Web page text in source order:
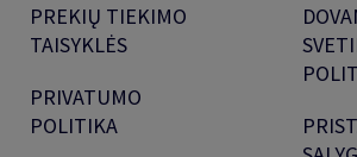
PREKIŲ TIEKIMO
TAISYKLĖS
PRIVATUMO
POLITIKA